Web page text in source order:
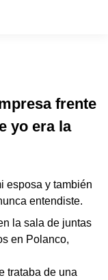
frente
yo era la
esposa y también
entendiste.
la sala de juntas
en Polanco,
trataba de una